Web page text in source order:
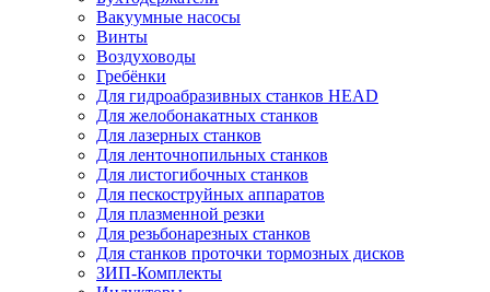
Вакуумные насосы
Винты
Воздуховоды
Гребёнки
Для гидроабразивных станков HEAD
Для желобонакатных станков
Для лазерных станков
Для ленточнопильных станков
Для листогибочных станков
Для пескоструйных аппаратов
Для плазменной резки
Для резьбонарезных станков
Для станков проточки тормозных дисков
ЗИП-Комплекты